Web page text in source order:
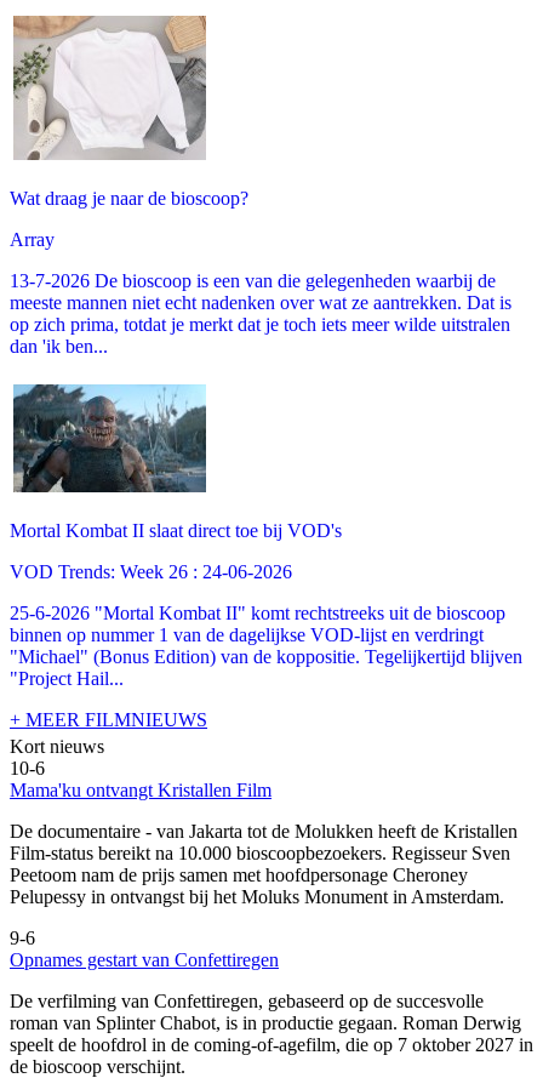
Wat draag je naar de bioscoop?
Array
13-7-2026 De bioscoop is een van die gelegenheden waarbij de
meeste mannen niet echt nadenken over wat ze aantrekken. Dat is
op zich prima, totdat je merkt dat je toch iets meer wilde uitstralen
dan 'ik ben...
Mortal Kombat II slaat direct toe bij VOD's
VOD Trends: Week 26 : 24-06-2026
25-6-2026 "Mortal Kombat II" komt rechtstreeks uit de bioscoop
binnen op nummer 1 van de dagelijkse VOD-lijst en verdringt
"Michael" (Bonus Edition) van de koppositie. Tegelijkertijd blijven
"Project Hail...
+ MEER FILMNIEUWS
Kort nieuws
10-6
Mama'ku ontvangt Kristallen Film
De documentaire - van Jakarta tot de Molukken heeft de Kristallen
Film-status bereikt na 10.000 bioscoopbezoekers. Regisseur Sven
Peetoom nam de prijs samen met hoofdpersonage Cheroney
Pelupessy in ontvangst bij het Moluks Monument in Amsterdam.
9-6
Opnames gestart van Confettiregen
De verfilming van Confettiregen, gebaseerd op de succesvolle
roman van Splinter Chabot, is in productie gegaan. Roman Derwig
speelt de hoofdrol in de coming-of-agefilm, die op 7 oktober 2027 in
de bioscoop verschijnt.